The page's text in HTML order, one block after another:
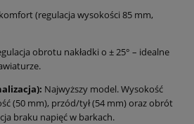
(regulacja wysokości 85 mm,
obrotu nakładki o ± 25° – idealne
Najwyższy model. Wysokość
(50 mm), przód/tył (54 mm) oraz obrót
braku napięć w barkach.